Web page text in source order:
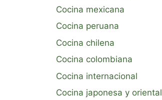
Cocina mexicana
Cocina peruana
Cocina chilena
Cocina colombiana
Cocina internacional
Cocina japonesa y oriental